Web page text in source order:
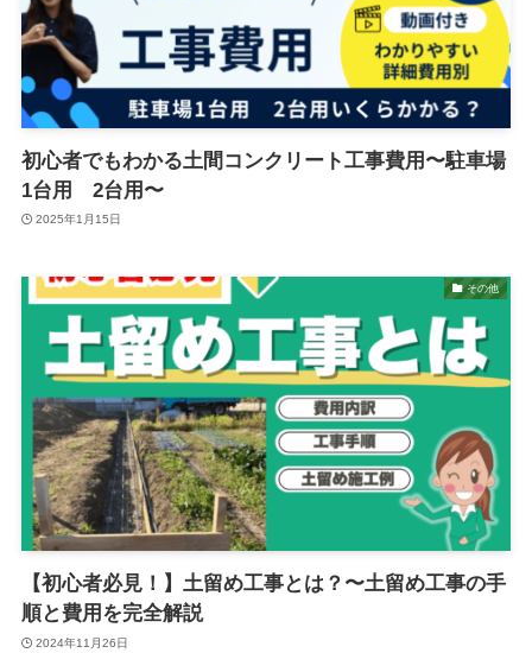
初心者でもわかる土間コンクリート工事費用〜駐車場
1台用 2台用〜
2025年1月15日
その他
【初心者必見！】土留め工事とは？〜土留め工事の手
順と費用を完全解説
2024年11月26日